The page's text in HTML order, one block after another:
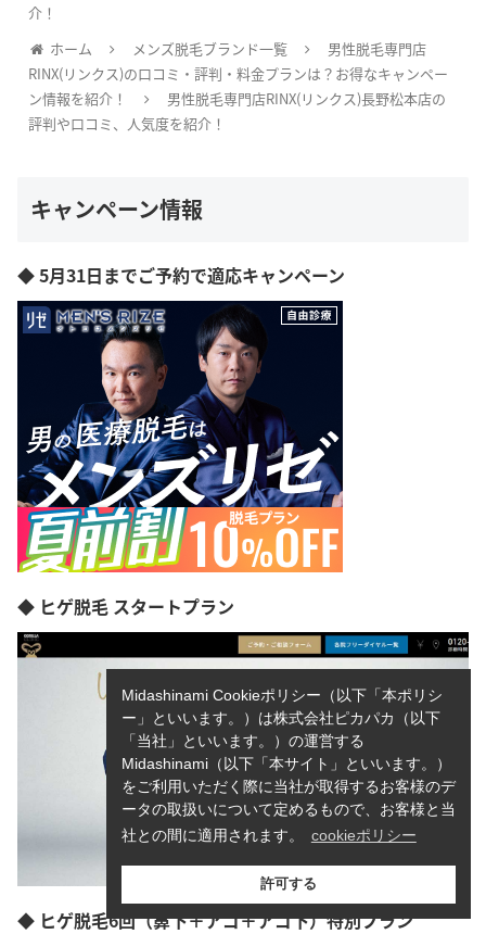
介！
ホーム
メンズ脱毛ブランド一覧
男性脱毛専門店
RINX(リンクス)の口コミ・評判・料金プランは？お得なキャンペー
ン情報を紹介！
男性脱毛専門店RINX(リンクス)長野松本店の
評判や口コミ、人気度を紹介！
キャンペーン情報
◆ 5月31日までご予約で適応キャンペーン
◆ ヒゲ脱毛 スタートプラン
◆ ヒゲ脱毛6回（鼻下＋アゴ＋アゴ下）特別プラン
Midashinami Cookieポリシー（以下「本ポリシ
ー」といいます。）は株式会社ピカパカ（以下
「当社」といいます。）の運営する
Midashinami（以下「本サイト」といいます。）
をご利用いただく際に当社が取得するお客様のデ
ータの取扱いについて定めるもので、お客様と当
社との間に適用されます。
cookieポリシー
許可する